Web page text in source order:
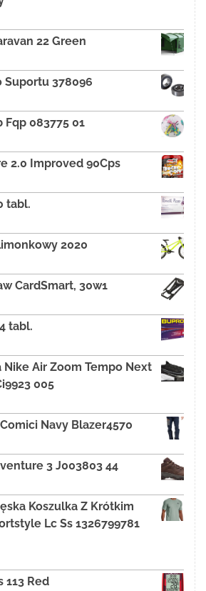
22 Green
Suportu 378096
Fqp 083775 01
2.0 Improved 90Cps
tabl.
2020
CardSmart, 30w1
tabl.
Nike Air Zoom Tempo Next
005
Navy Blazer4570
3 J003803 44
Koszulka Z Krótkim
Lc Ss 1326799781
113 Red